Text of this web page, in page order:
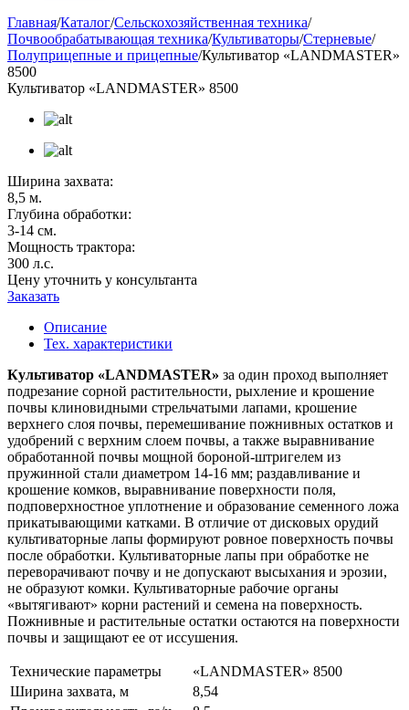
Главная/Каталог/Сельскохозяйственная техника/
Почвообрабатывающая техника/Культиваторы/Стерневые/
Полуприцепные и прицепные/Культиватор «LANDMASTER»
8500
Культиватор «LANDMASTER» 8500
Ширина захвата:
8,5 м.
Глубина обработки:
3-14 см.
Мощность трактора:
300 л.с.
Цену уточнить у консультанта
Заказать
Описание
Тех. характеристики
Культиватор «LANDMASTER» за один проход выполняет
подрезание сорной растительности, рыхление и крошение
почвы клиновидными стрельчатыми лапами, крошение
верхнего слоя почвы, перемешивание пожнивных остатков и
удобрений с верхним слоем почвы, а также выравнивание
обработанной почвы мощной бороной-штригелем из
пружинной стали диаметром 14-16 мм; раздавливание и
крошение комков, выравнивание поверхности поля,
подповерхностное уплотнение и образование семенного ложа
прикатывающими катками. В отличие от дисковых орудий
культиваторные лапы формируют ровное поверхность почвы
после обработки. Культиваторные лапы при обработке не
переворачивают почву и не допускают высыхания и эрозии,
не образуют комки. Культиваторные рабочие органы
«вытягивают» корни растений и семена на поверхность.
Пожнивные и растительные остатки остаются на поверхности
почвы и защищают ее от иссушения.
Технические параметры
«LANDMASTER» 8500
Ширина захвата, м
8,54